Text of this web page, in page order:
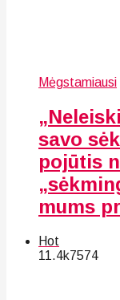
Mėgstamiausi
savo
pojūtis
mums
Hot
11.4k7574